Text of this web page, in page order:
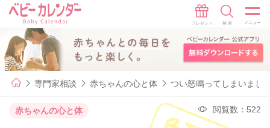
専門家相談 赤ちゃんの心と体 つい怒鳴ってしまいまし
赤ちゃんの心と体 閲覧数：522